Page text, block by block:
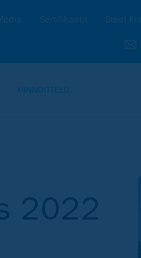
Sertifikaatit Steel
HINNOITTELU
2022